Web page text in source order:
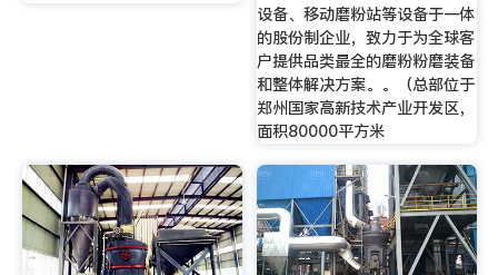
设备、移动磨粉站等设备于一体
的股份制企业，致力于为全球客
户提供品类最全的磨粉粉磨装备
和整体解决方案。。（总部位于
郑州国家高新技术产业开发区，
面积80000平方米